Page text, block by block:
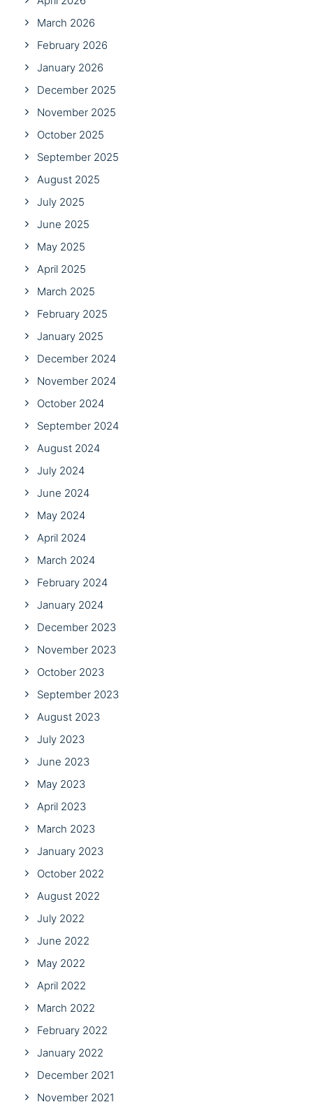
March 2026
February 2026
January 2026
December 2025
November 2025
October 2025
September 2025
August 2025
July 2025
June 2025
May 2025
April 2025
March 2025
February 2025
January 2025
December 2024
November 2024
October 2024
September 2024
August 2024
July 2024
June 2024
May 2024
April 2024
March 2024
February 2024
January 2024
December 2023
November 2023
October 2023
September 2023
August 2023
July 2023
June 2023
May 2023
April 2023
March 2023
January 2023
October 2022
August 2022
July 2022
June 2022
May 2022
April 2022
March 2022
February 2022
January 2022
December 2021
November 2021